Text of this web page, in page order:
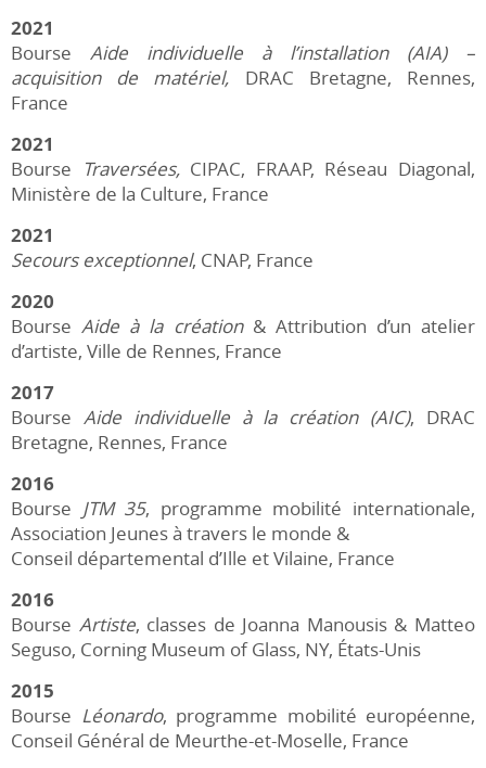
2021
Bourse Aide individuelle à l’installation (AIA) –
acquisition de matériel, DRAC Bretagne, Rennes,
France
2021
Bourse Traversées, CIPAC, FRAAP, Réseau Diagonal,
Ministère de la Culture, France
2021
Secours exceptionnel, CNAP, France
2020
BourseAide à la création& Attribution d’un atelier
d’artiste, Ville de Rennes, France
2017
Bourse Aide individuelle à la création (AIC), DRAC
Bretagne, Rennes, France
2016
Bourse JTM 35, programme mobilité internationale,
Association Jeunes à travers le monde &
Conseil départemental d’Ille et Vilaine, France
2016
Bourse Artiste, classes de Joanna Manousis & Matteo
Seguso, Corning Museum of Glass, NY, États-Unis
2015
Bourse Léonardo, programme mobilité européenne,
Conseil Général de Meurthe-et-Moselle, France